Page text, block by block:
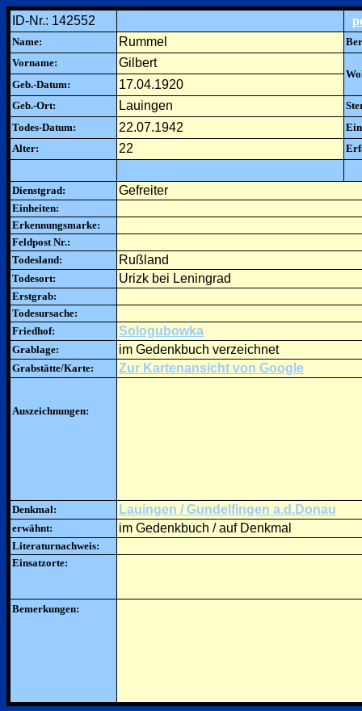
ID-Nr.: 142552
Name: Rummel
Vorname:
Gilbert
Geb.-Datum:
17.04.1920
Geb.-Ort: Lauingen
Todes-Datum:
22.07.1942
Alter:
22
Dienstgrad: Gefreiter
Einheiten:
Erkennungsmarke:
Feldpost Nr.:
Todesland:
Rußland
Todesort: Urizk bei Leningrad
Erstgrab:
Todesursache:
Friedhof:
Sologubowka
Grablage: im Gedenkbuch verzeichnet
Grabstätte/Karte: Zur Kartenansicht von Google
Auszeichnungen:
Denkmal: Lauingen / Gundelfingen a.d.Donau
erwähnt: im Gedenkbuch / auf Denkmal
Literaturnachweis:
Einsatzorte:
Bemerkungen: